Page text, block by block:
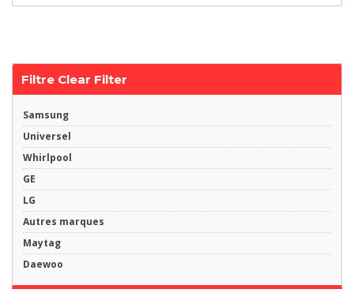
Filtre Clear Filter
Samsung
Universel
Whirlpool
GE
LG
Autres marques
Maytag
Daewoo